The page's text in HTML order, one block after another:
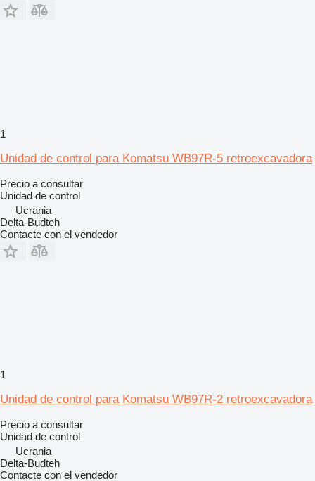
1
Unidad de control para Komatsu WB97R-5 retroexcavadora
Precio a consultar
Unidad de control
Ucrania
Delta-Budteh
Contacte con el vendedor
1
Unidad de control para Komatsu WB97R-2 retroexcavadora
Precio a consultar
Unidad de control
Ucrania
Delta-Budteh
Contacte con el vendedor